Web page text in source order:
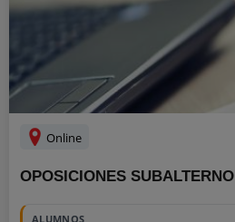
Online
OPOSICIONES SUBALTERNO
ALUMNOS